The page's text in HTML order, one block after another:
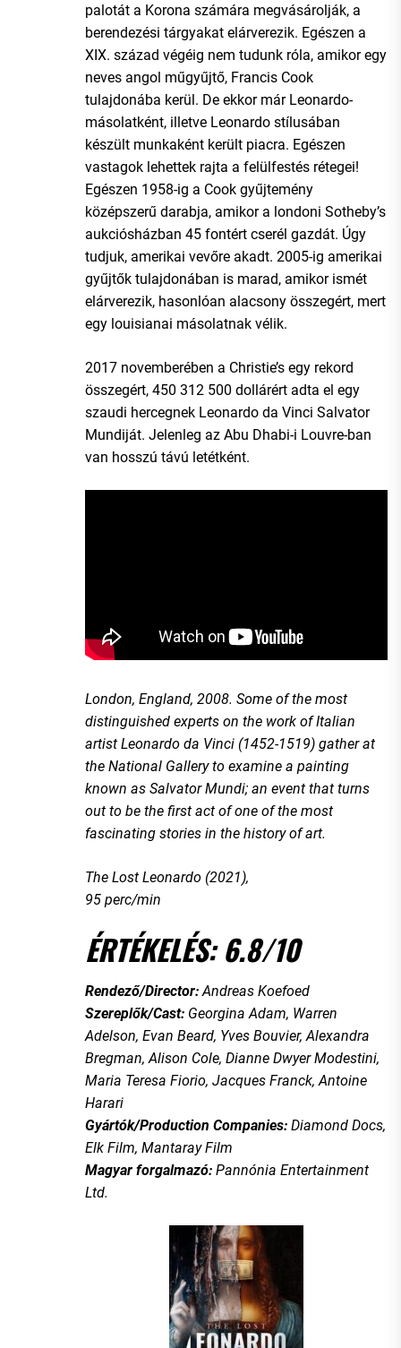
palotát a Korona számára megvásárolják, a
berendezési tárgyakat elárverezik. Egészen a
XIX. század végéig nem tudunk róla, amikor egy
neves angol műgyűjtő, Francis Cook
tulajdonába kerül. De ekkor már Leonardo-
másolatként, illetve Leonardo stílusában
készült munkaként került piacra. Egészen
vastagok lehettek rajta a felülfestés rétegei!
Egészen 1958-ig a Cook gyűjtemény
középszerű darabja, amikor a londoni Sotheby’s
aukciósházban 45 fontért cserél gazdát. Úgy
tudjuk, amerikai vevőre akadt. 2005-ig amerikai
gyűjtők tulajdonában is marad, amikor ismét
elárverezik, hasonlóan alacsony összegért, mert
egy louisianai másolatnak vélik.
2017 novemberében a Christie’s egy rekord
összegért, 450 312 500 dollárért adta el egy
szaudi hercegnek Leonardo da Vinci Salvator
Mundiját. Jelenleg az Abu Dhabi-i Louvre-ban
van hosszú távú letétként.
London, England, 2008. Some of the most
distinguished experts on the work of Italian
artist Leonardo da Vinci (1452-1519) gather at
the National Gallery to examine a painting
known as Salvator Mundi; an event that turns
out to be the first act of one of the most
fascinating stories in the history of art.
The Lost Leonardo (2021),
95 perc/min
ÉRTÉKELÉS: 6.8/10
Rendező/Director:Andreas Koefoed
Szereplők/Cast: Georgina Adam, Warren
Adelson, Evan Beard, Yves Bouvier, Alexandra
Bregman, Alison Cole, Dianne Dwyer Modestini,
Maria Teresa Fiorio, Jacques Franck, Antoine
Harari
Gyártók/Production Companies: Diamond Docs,
Elk Film, Mantaray Film
Magyar forgalmazó: Pannónia Entertainment
Ltd.